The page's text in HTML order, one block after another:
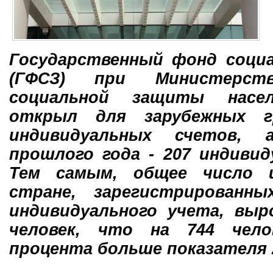
Государственный фонд
(ГФСЗ) при
социальной защиты
открыл для зарубежных
индивидуальных счетов,
прошлого года - 207
Тем самым, общее число
стране,
индивидуального учета,
человек, что на 744
процента больше показателя